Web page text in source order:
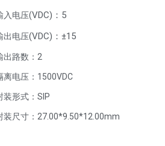
入电压(VDC)：5
出电压(VDC) ：±15
出路数：2
离电压：1500VDC
装形式：SIP
装尺寸：27.00*9.50*12.00mm